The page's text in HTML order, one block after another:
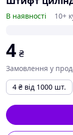
В наявності 10+
4 ₴
Замовлення у
4 ₴ від 1000 шт.